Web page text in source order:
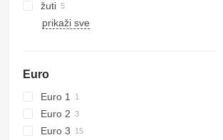
žuti
prikaži sve
Euro
Euro 1
Euro 2
Euro 3